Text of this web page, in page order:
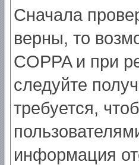
Сначала
верны, то
COPPA и при
следуйте
требуется,
информация